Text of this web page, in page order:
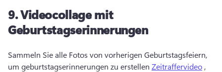
9.Videocollage mit
Geburtstagserinnerungen
Sammeln Sie alle Fotos von vorherigen Geburtstagsfeiern,
um geburtstagserinnerungen zu erstellen Zeitraffervideo ,